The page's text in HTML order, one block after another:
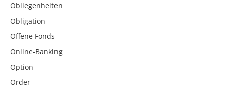
Obliegenheiten
Obligation
Offene Fonds
Online-Banking
Option
Order